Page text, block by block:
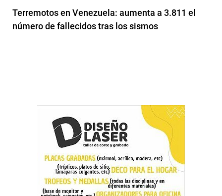
Terremotos en Venezuela: aumenta a 3.811 el
número de fallecidos tras los sismos